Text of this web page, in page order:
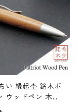
い 縁起杢 銘木ボ
ウッドペン 木の